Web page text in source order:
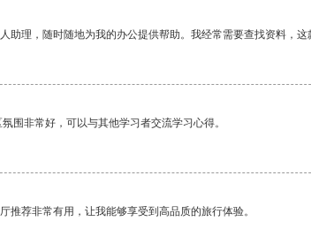
助理，随时随地为我的办公提供帮助。我经常需要查找资料，
围非常好，可以与其他学习者交流学习心得。
推荐非常有用，让我能够享受到高品质的旅行体验。